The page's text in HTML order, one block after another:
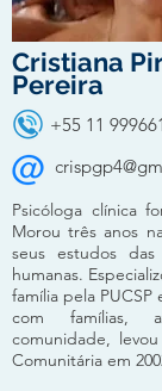
Cristiana
Pereira
+55 11
Psicóloga clínica
Morou três anos
seus estudos
humanas.
família pela
com famílias,
comunidade,
Comunitária em